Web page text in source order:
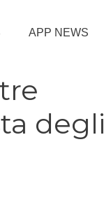
APP NEWS
degli